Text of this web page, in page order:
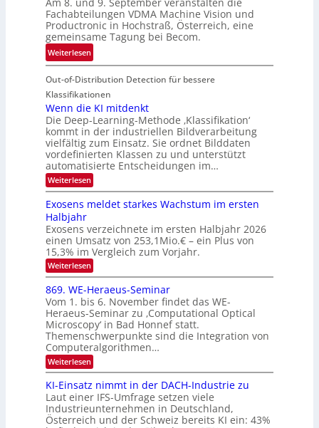
c
h
k
e
i
n
r
i
n
V
I
S
I
O
N
T
e
c
h
T
a
k
s
d
e
d
T
o
e
n
a
u
f
d
e
r
V
S
I
O
N
2
0
2
6
Fachabteilungen VDMA Machine Vision und
Productronic in Hochstraß, Österreich, eine
gemeinsame Tagung bei Becom.
Weiterlesen:
T
a
g
u
n
g
z
u
E
l
e
t
r
o
n
k
-
u
n
d
B
i
l
d
v
Out-of-Distribution Detection für bessere
Klassifikationen
Wenn die KI mitdenkt
Die Deep-Learning-Methode ‚Klassifikation‘
kommt in der industriellen Bildverarbeitung
vielfältig zum Einsatz. Sie ordnet Bilddaten
vordefinierten Klassen zu und unterstützt
automatisierte Entscheidungen im…
Weiterlesen:
W
n
d
i
e
K
I
m
i
t
d
e
n
k
t
Exosens meldet starkes Wachstum im ersten
Halbjahr
Exosens verzeichnete im ersten Halbjahr 2026
einen Umsatz von 253,1Mio.€ – ein Plus von
15,3% im Vergleich zum Vorjahr.
Weiterlesen:
E
x
o
s
e
n
s
m
e
l
d
e
t
s
t
a
869. WE-Heraeus-Seminar
Vom 1. bis 6. November findet das WE-
Heraeus-Seminar zu ‚Computational Optical
Microscopy‘ in Bad Honnef statt.
Themenschwerpunkte sind die Integration von
Computeralgorithmen…
Weiterlesen:
8
9
.
W
E
KI-Einsatz nimmt in der DACH-Industrie zu
Laut einer IFS-Umfrage setzen viele
Industrieunternehmen in Deutschland,
Österreich und der Schweiz bereits KI ein: 43%